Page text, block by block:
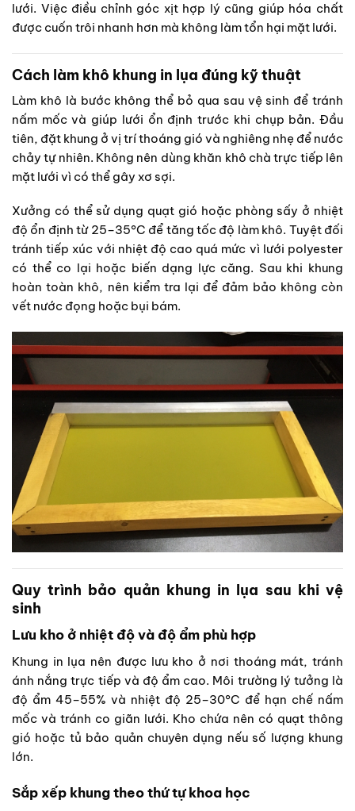
lưới. Việc điều chỉnh góc xịt hợp lý cũng giúp hóa chất
được cuốn trôi nhanh hơn mà không làm tổn hại mặt lưới.
Cách làm khô khung in lụa đúng kỹ thuật
Làm khô là bước không thể bỏ qua sau vệ sinh để tránh
nấm mốc và giúp lưới ổn định trước khi chụp bản. Đầu
tiên, đặt khung ở vị trí thoáng gió và nghiêng nhẹ để nước
chảy tự nhiên. Không nên dùng khăn khô chà trực tiếp lên
mặt lưới vì có thể gây xơ sợi.
Xưởng có thể sử dụng quạt gió hoặc phòng sấy ở nhiệt
độ ổn định từ 25–35°C để tăng tốc độ làm khô. Tuyệt đối
tránh tiếp xúc với nhiệt độ cao quá mức vì lưới polyester
có thể co lại hoặc biến dạng lực căng. Sau khi khung
hoàn toàn khô, nên kiểm tra lại để đảm bảo không còn
vết nước đọng hoặc bụi bám.
Quy trình bảo quản khung in lụa sau khi vệ
sinh
Lưu kho ở nhiệt độ và độ ẩm phù hợp
Khung in lụa nên được lưu kho ở nơi thoáng mát, tránh
ánh nắng trực tiếp và độ ẩm cao. Môi trường lý tưởng là
độ ẩm 45–55% và nhiệt độ 25–30°C để hạn chế nấm
mốc và tránh co giãn lưới. Kho chứa nên có quạt thông
gió hoặc tủ bảo quản chuyên dụng nếu số lượng khung
lớn.
Sắp xếp khung theo thứ tự khoa học